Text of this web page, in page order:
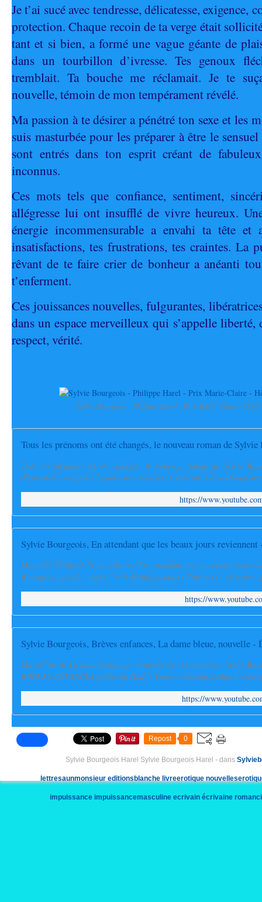
Je t’ai sucé avec tendresse, délicatesse, exigence,
protection. Chaque recoin de ta verge était
tant et si bien, a formé une vague géante de
dans un tourbillon d’ivresse. Tes genoux
tremblait. Ta bouche me réclamait. Je te
nouvelle, témoin de mon tempérament révélé.
Ma passion à te désirer a pénétré ton sexe et les
suis masturbée pour les préparer à être le
sont entrés dans ton esprit créant de
inconnus.
Ces mots tels que confiance, sentiment,
allégresse lui ont insufflé de vivre heureux.
énergie incommensurable a envahi ta tête
insatisfactions, tes frustrations, tes craintes. La
rêvant de te faire crier de bonheur a anéanti
t’enferment.
Ces jouissances nouvelles, fulgurantes,
dans un espace merveilleux qui s’appelle liberté,
respect, vérité.
Sylvie Bourgeois - Philippe Harel - Prix Marie-Claire - Hôtel
Tous les prénoms ont été changés, le nouveau roman de
Tous les prénoms ont été changés, le nouveau roman de Sylvie
d'amour dans laquelle la jalousie s'immisce. L'écrivain Sylvie
https://
Sylvie Bourgeois, En attendant que les beaux jours
Manoëlle Gaillard lit un extrait d'En attendant que les beaux jours
Bourgeois, qu'elle a signé Cécile Harel, paru aux Editions Les Escales,
https://
Sylvie Bourgeois, Brèves enfances, La dame bleue, nouvelle -
Marcelline lit La dame bleue, une nouvelle de la romancière Sylvie
BRÈVES ENFANCES publié au Diable Vauvert, maison d'édition
https://
Repost 0
Sylvie Bourgeois Harel Sylvie Bourgeois Harel - dans
lettresaunmonsieur editionsblanche livreerotique
impuissance impuissancemasculine ecrivain écrivaine